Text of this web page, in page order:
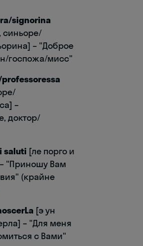
signorina
синьоре/
– "Доброе
госпожа/мисс"
–
доктор/
saluti [ле порго и
"Приношу Вам
(крайне
[э ун
– "Для меня
с Вами"